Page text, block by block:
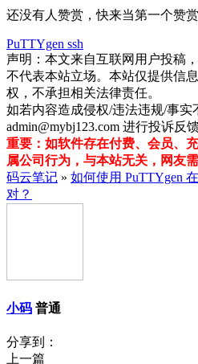
还没有人赞赏，快来当第一个赞赏
PuTTYgen ssh
声明：本文来自互联网用户投稿
不代表本站立场。本站仅提供信
权，不承担相关法律责任。
如若内容造成侵权/违法违规/事
admin@mybj123.com 进行投诉反
重要：如软件存在付费、会员、
属公司行为，与本站无关，网友
码云笔记 » 如何使用 PuTTYgen
对？
小码 普通
分享到：
上一篇